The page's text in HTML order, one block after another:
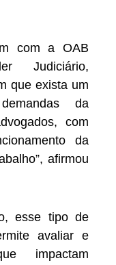
com a OAB
Judiciário,
que exista um
da
com
da
afirmou
esse tipo de
avaliar e
impactam